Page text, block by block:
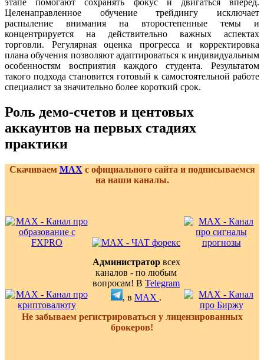
этапе помогают сохранять фокус и двигаться вперёд.
Целенаправленное обучение трейдингу исключает
распыление внимания на второстепенные темы и
концентрируется на действительно важных аспектах
торговли. Регулярная оценка прогресса и корректировка
плана обучения позволяют адаптироваться к индивидуальным
особенностям восприятия каждого студента. Результатом
такого подхода становится готовый к самостоятельной работе
специалист за значительно более короткий срок.
Роль демо-счетов и центовых
аккаунтов на первых стадиях
практики
Скачиваем MAX с официального сайта и подписываемся
на наши каналы.
Администраторвсех
каналов - по любым
вопросам! В Telegram
, в MAX .
Не забываем регистрироваться у лицензированных
брокеров!